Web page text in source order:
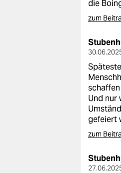
die
zum
Und nur
gefeiert
zum